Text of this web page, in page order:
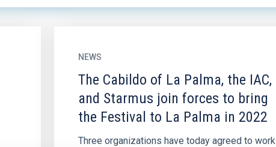
NEWS
The Cabildo of La Palma, the IAC,
and Starmus join forces to bring
the Festival to La Palma in 2022
Three organizations have today agreed to work